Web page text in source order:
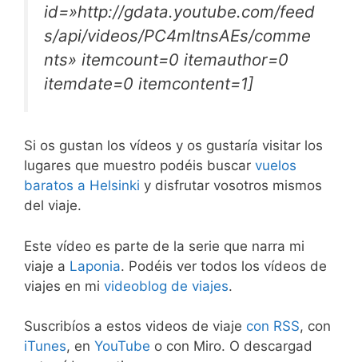
id=»http://gdata.youtube.com/feed
s/api/videos/PC4mItnsAEs/comme
nts» itemcount=0 itemauthor=0
itemdate=0 itemcontent=1]
Si os gustan los vídeos y os gustaría visitar los
lugares que muestro podéis buscar vuelos
baratos a Helsinki y disfrutar vosotros mismos
del viaje.
Este vídeo es parte de la serie que narra mi
viaje a Laponia. Podéis ver todos los vídeos de
viajes en mi videoblog de viajes.
Suscribíos a estos videos de viaje con RSS, con
iTunes, en YouTube o con Miro. O descargad